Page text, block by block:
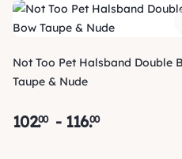
Not Too Pet Halsband Double
Taupe & Nude
102.00 - 116.00